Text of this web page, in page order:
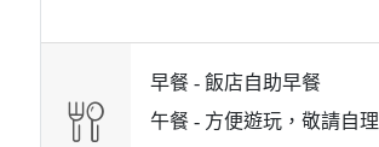
早餐 - 飯店自助早餐
午餐 - 方便遊玩，敬請自理